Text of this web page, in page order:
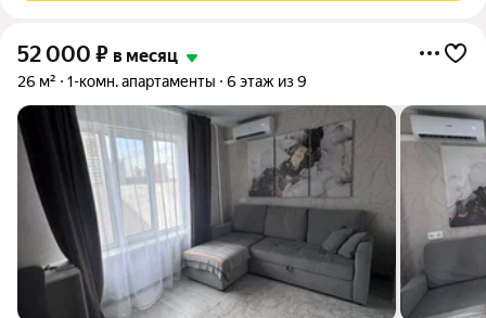
52 000 ₽ в месяц
26 м² 1-комн. апартаменты 6 этаж из 9